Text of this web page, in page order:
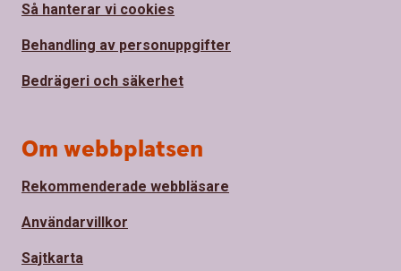
Så hanterar vi cookies
Behandling av personuppgifter
Bedrägeri och säkerhet
Om webbplatsen
Rekommenderade webbläsare
Användarvillkor
Sajtkarta